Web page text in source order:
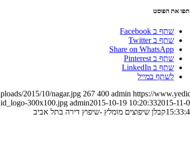
את הפוסט
שתף ב Facebook
שתף ב Twitter
Share on WhatsApp
שתף ב Pinterest
שתף ב LinkedIn
לשתף במייל
2015/10/nagar.jpg 267 400 admin https://
300x100.jpg admin2015-10-19 10:20:332015-11-
קבלן שיפוצים מומלץ -שיפוץ דירה בתל אביב